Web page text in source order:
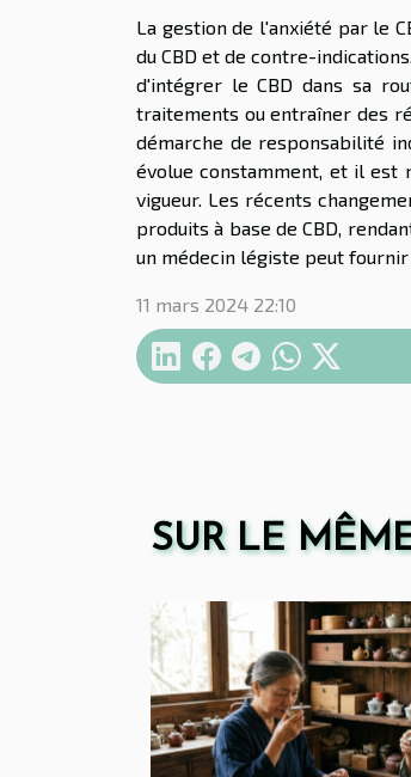
La gestion de l'anxiété par le
du CBD et de contre-
d'intégrer le CBD dans sa
traitements ou entraîner des
démarche de responsabilité
évolue constamment, et il est
vigueur. Les récents
produits à base de CBD,
un médecin légiste peut
11 mars 2024 22:10
SUR LE